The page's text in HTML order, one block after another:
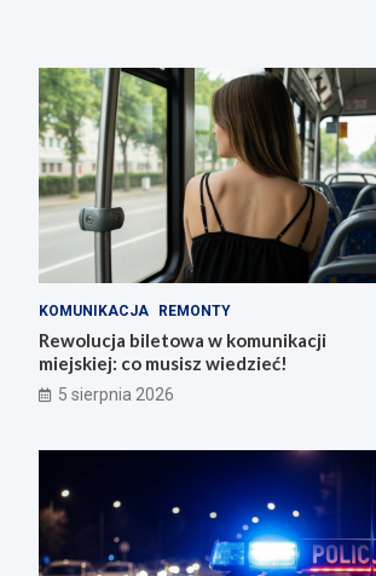
KOMUNIKACJA REMONTY
Rewolucja biletowa w komunikacji
miejskiej: co musisz wiedzieć!
5 sierpnia 2026